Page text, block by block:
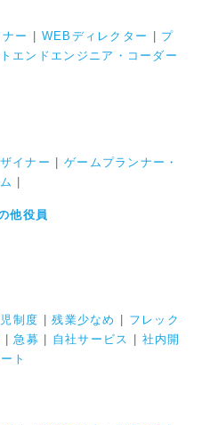
ー
WEBディレクター
プ
エンドエンジニア・コーダー
イナー | ゲームプランナー・
|
他役員
制度 |残業少なめ
フレック
|急募 自社サービス
社内開
ト